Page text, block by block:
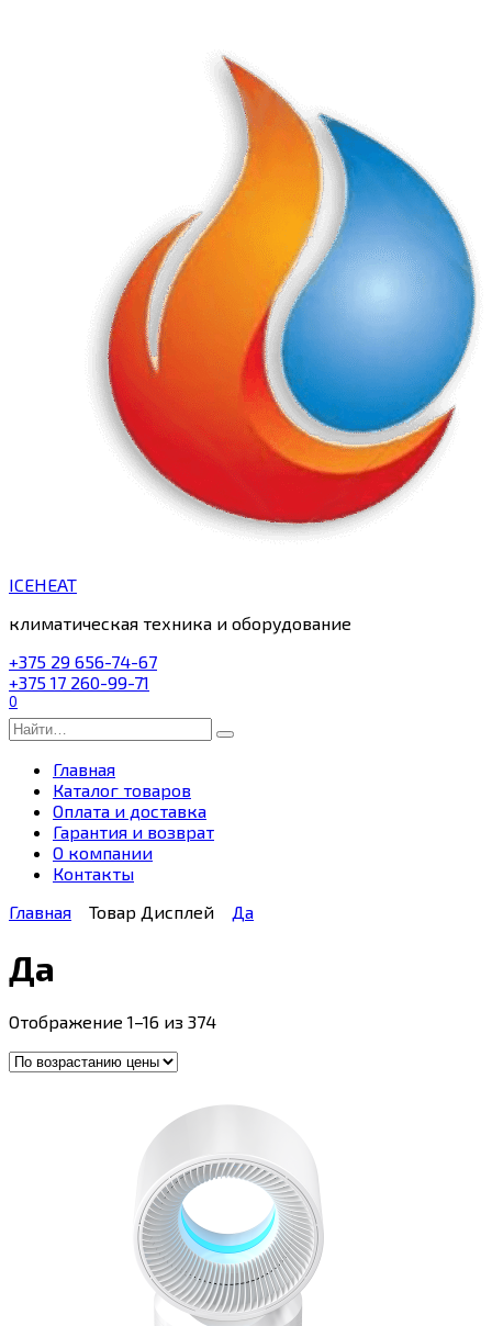
ICEHEAT
климатическая техника и оборудование
+375 29 656-74-67
+375 17 260-99-71
0
Search
for:
Главная
Каталог товаров
Оплата и доставка
Гарантия и возврат
О компании
Контакты
Главная
Товар Дисплей Да
Да
Отображение 1–16 из 374Цены: